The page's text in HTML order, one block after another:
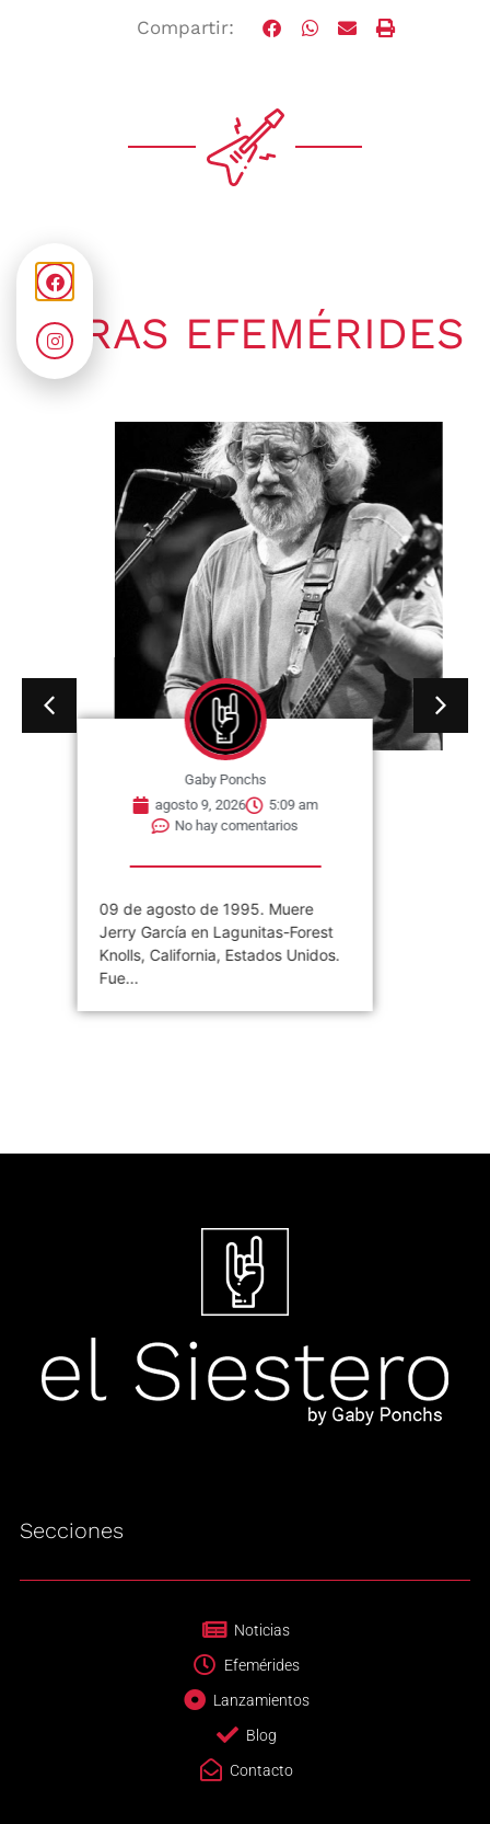
Compartir:
OTRAS EFEMÉRIDES
Gaby Ponchs
agosto 9, 2026
5:09 am
No hay comentarios
09 de agosto de 1995. Muere
Jerry García en Lagunitas-Forest
Knolls, California, Estados Unidos.
Fue...
Secciones
Noticias
Efemérides
Lanzamientos
Blog
Contacto